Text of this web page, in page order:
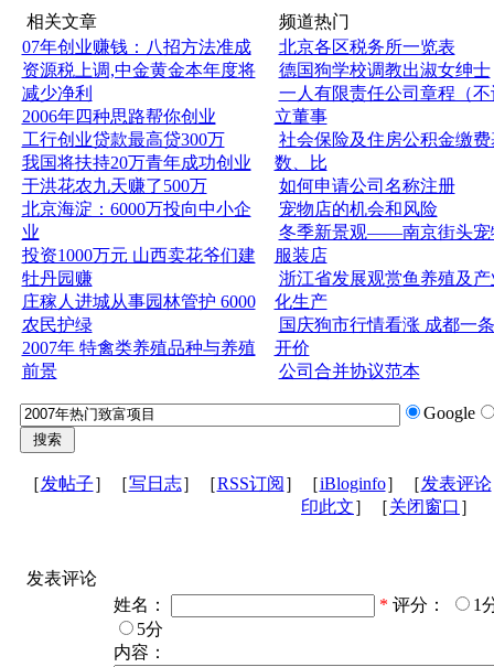
相关文章
07年创业赚钱：八招方法准成
资源税上调,中金黄金本年度将
减少净利
2006年四种思路帮你创业
工行创业贷款最高贷300万
我国将扶持20万青年成功创业
于洪花农九天赚了500万
北京海淀：6000万投向中小企
业
投资1000万元 山西卖花爷们建
牡丹园赚
庄稼人进城从事园林管护 6000
农民护绿
2007年 特禽类养殖品种与养殖
前景
频道热门
北京各区税务所一览表
德国狗学校调教出淑女绅士
一人有限责任公司章程（不
立董事
社会保险及住房公积金缴费
数、比
如何申请公司名称注册
宠物店的机会和风险
冬季新景观——南京街头宠
服装店
浙江省发展观赏鱼养殖及产
化生产
国庆狗市行情看涨 成都一
开价
公司合并协议范本
Google
［发帖子］［写日志］［RSS订阅 ］［iBloginfo］［发表评论
印此文］［关闭窗口 ］
发表评论
姓名：
* 评分：
1
5分
内容：